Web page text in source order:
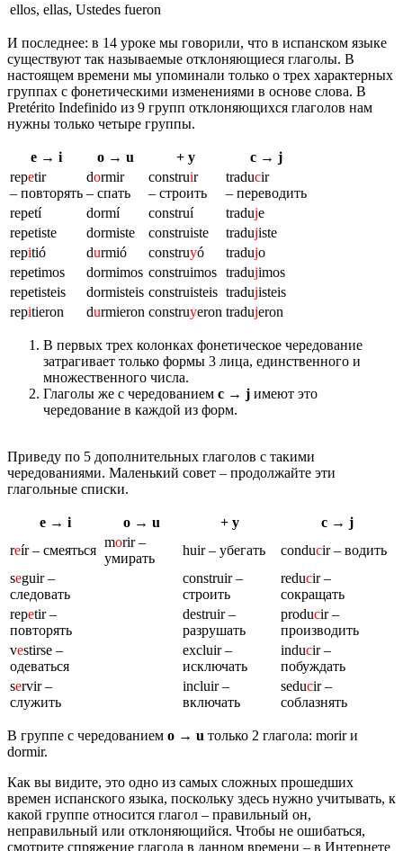
ellos, ellas, Ustedes fueron
И последнее: в 14 уроке мы говорили, что в испанском языке
существуют так называемые отклоняющиеся глаголы. В
настоящем времени мы упоминали только о трех характерных
группах с фонетическими изменениями в основе слова. В
Pretérito Indefinido из 9 групп отклоняющихся глаголов нам
нужны только четыре группы.
e → i o → u + y
c → j
repetir
– повторять
dormir
– спать
construir
– строить
traducir
– переводить
repetí
dormí construí traduje
repetiste
dormiste construiste tradujiste
repitió durmió construyó tradujo
repetimos
dormimos construimos tradujimos
repetisteis
dormisteis construisteis tradujisteis
repitieron durmieron construyeron tradujeron
В первых трех колонках фонетическое чередование
затрагивает только формы 3 лица, единственного и
множественного числа.
Глаголы же с чередованием c → j имеют это
чередование в каждой из форм.
Приведу по 5 дополнительных глаголов с такими
чередованиями. Маленький совет – продолжайте эти
глагольные списки.
e → i o → u + y
c → j
reír – смеяться
morir –
умирать
huir – убегать conducir – водить
seguir –
следовать
construir –
строить
reducir –
сокращать
repetir –
повторять
destruir –
разрушать
producir –
производить
vestirse –
одеваться
excluir –
исключать
inducir –
побуждать
servir –
служить
incluir –
включать
seducir –
соблазнять
В группе с чередованием o → u только 2 глагола: morir и
dormir.
Как вы видите, это одно из самых сложных прошедших
времен испанского языка, поскольку здесь нужно учитывать, к
какой группе относится глагол – правильный он,
неправильный или отклоняющийся. Чтобы не ошибаться,
смотрите спряжение глагола в данном времени – в Интернете